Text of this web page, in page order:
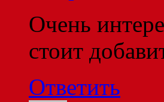
Очень
стоит
Ответить